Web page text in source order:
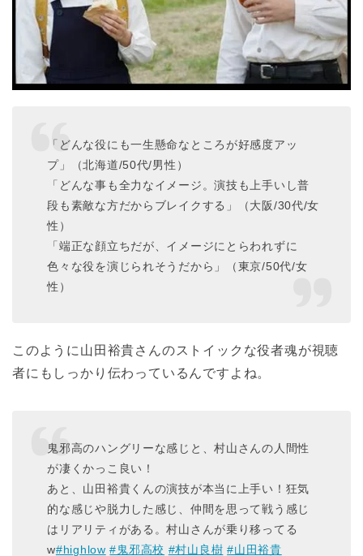
「どんな役にも一生懸命なところが好感度アッ
プ」（北海道/50代/男性）
「どんな事も全力なイメージ。演技も上手いし普
段も素敵な方だからブレイクする」（大阪/30代/女
性）
「端正な顔立ちだが、イメージにとらわれずに
色々な役を演じられそうだから」（東京/50代/女
性）
このように山田裕貴さんのストイックな役者魂が視聴
者にもしっかり伝わっているんですよね。
鬼邪高のハングリーな感じと、村山さんの人間性
が凄くかっこ良い！
あと、山田裕貴くんの演技が本当に上手い！狂気
的な感じや脱力した感じ、仲間を思って戦う感じ
はリアリティがある。村山さんが乗り移ってる
w#highlow #鬼邪高校 #村山良樹 #山田裕貴